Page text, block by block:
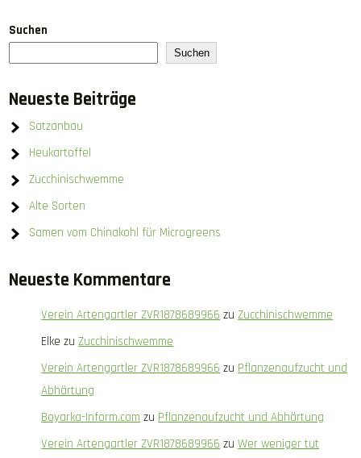
Suchen
Suchen
Neueste Beiträge
Satzanbau
Heukartoffel
Zucchinischwemme
Alte Sorten
Samen vom Chinakohl für Microgreens
Neueste Kommentare
Verein Artengartler ZVR1878689966 zuZucchinischwemme
Elke zuZucchinischwemme
Verein Artengartler ZVR1878689966 zu Pflanzenaufzucht und
Abhärtung
Boyarka-Inform.com zu Pflanzenaufzucht und Abhärtung
Verein Artengartler ZVR1878689966 zuWer weniger tut